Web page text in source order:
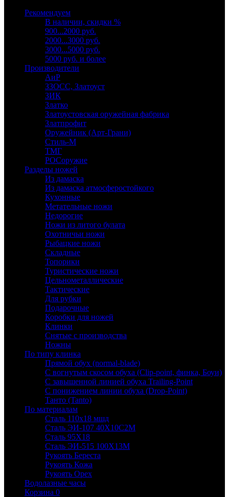
Рекомендуем
В наличии, скидки %
900...2000 руб.
2000...3000 руб.
3000...5000 руб.
5000 руб. и более
Производители
АиР
ЗЗОСС, Златоуст
ЗИК
Златко
Златоустовская оружейная фабрика
Златпрофит
Оружейник (Арт-Грани)
Стиль-М
ТМГ
РОСоружие
Разделы ножей
Из дамаска
Из дамаска атмосферостойкого
Кухонные
Метательные ножи
Недорогие
Ножи из литого булата
Охотничьи ножи
Рыбацкие ножи
Складные
Топорики
Туристические ножи
Цельнометаллические
Тактические
Для рубки
Подарочные
Коробки для ножей
Клинки
Снятые с производства
Ножны
По типу клинка
Прямой обух (normal-blade)
С вогнутым скосом обуха (Clip-point, финка, Боуи)
С завышенной линией обуха Trailing-Point
С понижением линии обуха (Drop-Point)
Танто (Tanto)
По материалам
Сталь 110х18 мшд
Сталь ЭИ-107 40Х10С2М
Сталь 95Х18
Сталь ЭИ-515 100Х13М
Рукоять Береста
Рукоять Кожа
Рукоять Орех
Водолазные часы
Корзина 0